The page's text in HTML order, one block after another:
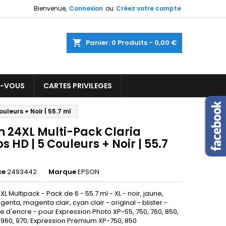
Bienvenue, Connexion ou Créez votre compte
Panier 0 Produits - 0,00 €
VOUS CARTES PRIVILEGES
+ Noir | 55.7 ml
24XL Multi-Pack Claria
HD | 5 Couleurs + Noir | 55.7
2493442 MarqueEPSON
Multipack - Pack de 6 - 55.7 ml - XL - noir, jaune,
magenta clair, cyan clair - original - blister -
d'encre - pour Expression Photo XP-55, 750, 760, 850,
970; Expression Premium XP-750, 850